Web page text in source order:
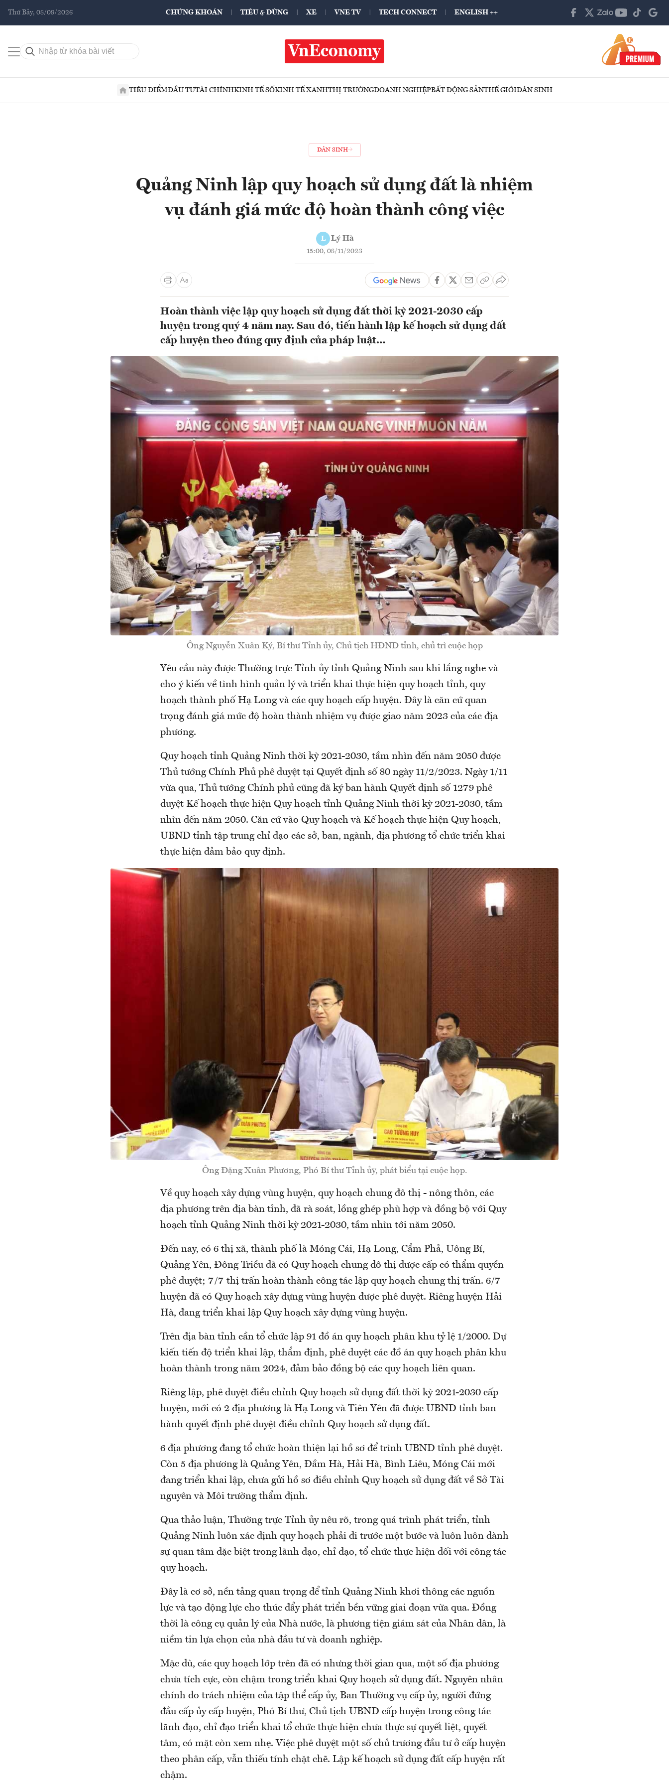
Thứ Bảy, 08/08/2026 CHỨNG KHOÁN TIÊU & DÙNG XE VNE TV TECH CONNECT ENGLISH ++
TIÊU ĐIỂMĐẦU TƯTÀI CHÍNHKINH TẾ SỐKINH TẾ XANHTHỊ TRƯỜNGDOANH NGHIỆPBẤT ĐỘNG SẢNTHẾ GIỚIDÂN SINH
DÂN SINH
Quảng Ninh lập quy hoạch sử dụng đất là nhiệm
vụ đánh giá mức độ hoàn thành công việc
L Lý Hà
15:00, 08/11/2023
Hoàn thành việc lập quy hoạch sử dụng đất thời kỳ 2021-2030 cấp
huyện trong quý 4 năm nay. Sau đó, tiến hành lập kế hoạch sử dụng đất
cấp huyện theo đúng quy định của pháp luật…
Ông Nguyễn Xuân Ký, Bí thư Tỉnh ủy, Chủ tịch HĐND tỉnh, chủ trì cuộc họp
Yêu cầu này được Thường trực Tỉnh ủy tỉnh Quảng Ninh sau khi lắng nghe và
cho ý kiến về tình hình quản lý và triển khai thực hiện quy hoạch tỉnh, quy
hoạch thành phố Hạ Long và các quy hoạch cấp huyện. Đây là căn cứ quan
trọng đánh giá mức độ hoàn thành nhiệm vụ được giao năm 2023 của các địa
phương.
Quy hoạch tỉnh Quảng Ninh thời kỳ 2021-2030, tầm nhìn đến năm 2050 được
Thủ tướng Chính Phủ phê duyệt tại Quyết định số 80 ngày 11/2/2023. Ngày 1/11
vừa qua, Thủ tướng Chính phủ cũng đã ký ban hành Quyết định số 1279 phê
duyệt Kế hoạch thực hiện Quy hoạch tỉnh Quảng Ninh thời kỳ 2021-2030, tầm
nhìn đến năm 2050. Căn cứ vào Quy hoạch và Kế hoạch thực hiện Quy hoạch,
UBND tỉnh tập trung chỉ đạo các sở, ban, ngành, địa phương tổ chức triển khai
thực hiện đảm bảo quy định.
Ông Đặng Xuân Phương, Phó Bí thư Tỉnh ủy, phát biểu tại cuộc họp.
Về quy hoạch xây dựng vùng huyện, quy hoạch chung đô thị - nông thôn, các
địa phương trên địa bàn tỉnh, đã rà soát, lồng ghép phù hợp và đồng bộ với Quy
hoạch tỉnh Quảng Ninh thời kỳ 2021-2030, tầm nhìn tới năm 2050.
Đến nay, có 6 thị xã, thành phố là Móng Cái, Hạ Long, Cẩm Phả, Uông Bí,
Quảng Yên, Đông Triều đã có Quy hoạch chung đô thị được cấp có thẩm quyền
phê duyệt; 7/7 thị trấn hoàn thành công tác lập quy hoạch chung thị trấn. 6/7
huyện đã có Quy hoạch xây dựng vùng huyện được phê duyệt. Riêng huyện Hải
Hà, đang triển khai lập Quy hoạch xây dựng vùng huyện.
Trên địa bàn tỉnh cần tổ chức lập 91 đồ án quy hoạch phân khu tỷ lệ 1/2000. Dự
kiến tiến độ triển khai lập, thẩm định, phê duyệt các đồ án quy hoạch phân khu
hoàn thành trong năm 2024, đảm bảo đồng bộ các quy hoạch liên quan.
Riêng lập, phê duyệt điều chỉnh Quy hoạch sử dụng đất thời kỳ 2021-2030 cấp
huyện, mới có 2 địa phương là Hạ Long và Tiên Yên đã được UBND tỉnh ban
hành quyết định phê duyệt điều chỉnh Quy hoạch sử dụng đất.
6 địa phương đang tổ chức hoàn thiện lại hồ sơ để trình UBND tỉnh phê duyệt.
Còn 5 địa phương là Quảng Yên, Đầm Hà, Hải Hà, Bình Liêu, Móng Cái mới
đang triển khai lập, chưa gửi hồ sơ điều chỉnh Quy hoạch sử dụng đất về Sở Tài
nguyên và Môi trường thẩm định.
Qua thảo luận, Thường trực Tỉnh ủy nêu rõ, trong quá trình phát triển, tỉnh
Quảng Ninh luôn xác định quy hoạch phải đi trước một bước và luôn luôn dành
sự quan tâm đặc biệt trong lãnh đạo, chỉ đạo, tổ chức thực hiện đối với công tác
quy hoạch.
Đây là cơ sở, nền tảng quan trọng để tỉnh Quảng Ninh khơi thông các nguồn
lực và tạo động lực cho thúc đẩy phát triển bền vững giai đoạn vừa qua. Đồng
thời là công cụ quản lý của Nhà nước, là phương tiện giám sát của Nhân dân, là
niềm tin lựa chọn của nhà đầu tư và doanh nghiệp.
Mặc dù, các quy hoạch lớp trên đã có nhưng thời gian qua, một số địa phương
chưa tích cực, còn chậm trong triển khai Quy hoạch sử dụng đất. Nguyên nhân
chính do trách nhiệm của tập thể cấp ủy, Ban Thường vụ cấp ủy, người đứng
đầu cấp ủy cấp huyện, Phó Bí thư, Chủ tịch UBND cấp huyện trong công tác
lãnh đạo, chỉ đạo triển khai tổ chức thực hiện chưa thực sự quyết liệt, quyết
tâm, có mặt còn xem nhẹ. Việc phê duyệt một số chủ trương đầu tư ở cấp huyện
theo phân cấp, vẫn thiếu tính chặt chẽ. Lập kế hoạch sử dụng đất cấp huyện rất
chậm.